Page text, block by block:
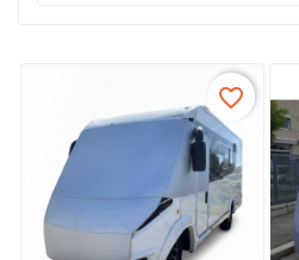
favorite_border